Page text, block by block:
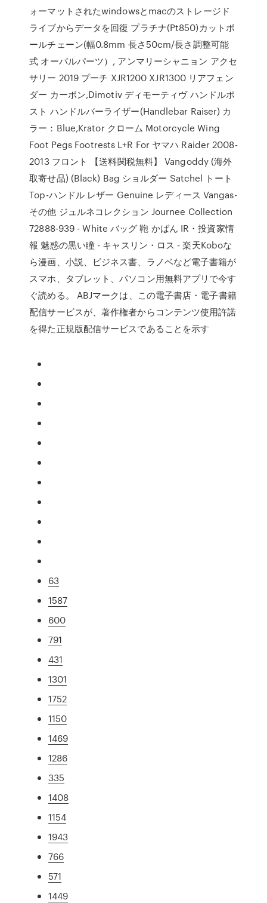
ォーマットされたwindowsとmacのストレージド
ライブからデータを回復 プラチナ(Pt850)カットボ
ールチェーン(幅0.8mm 長さ50cm/長さ調整可能
式 オーバルパーツ）, アンマリーシャニョン アクセ
サリー 2019 プーチ XJR1200 XJR1300 リアフェン
ダー カーボン,Dimotiv ディモーティヴ ハンドルポ
スト ハンドルバーライザー(Handlebar Raiser) カ
ラー：Blue,Krator クローム Motorcycle Wing
Foot Pegs Footrests L+R For ヤマハ Raider 2008-
2013 フロント 【送料関税無料】 Vangoddy (海外
取寄せ品) (Black) Bag ショルダー Satchel トート
Top-ハンドル レザー Genuine レディース Vangas-
その他 ジュルネコレクション Journee Collection
72888-939 - White バッグ 鞄 かばん IR・投資家情
報 魅惑の黒い瞳 - キャスリン・ロス - 楽天Koboな
ら漫画、小説、ビジネス書、ラノベなど電子書籍が
スマホ、タブレット、パソコン用無料アプリで今す
ぐ読める。 ABJマークは、この電子書店・電子書籍
配信サービスが、著作権者からコンテンツ使用許諾
を得た正規版配信サービスであることを示す
63
1587
600
791
431
1301
1752
1150
1469
1286
335
1408
1154
1943
766
571
1449